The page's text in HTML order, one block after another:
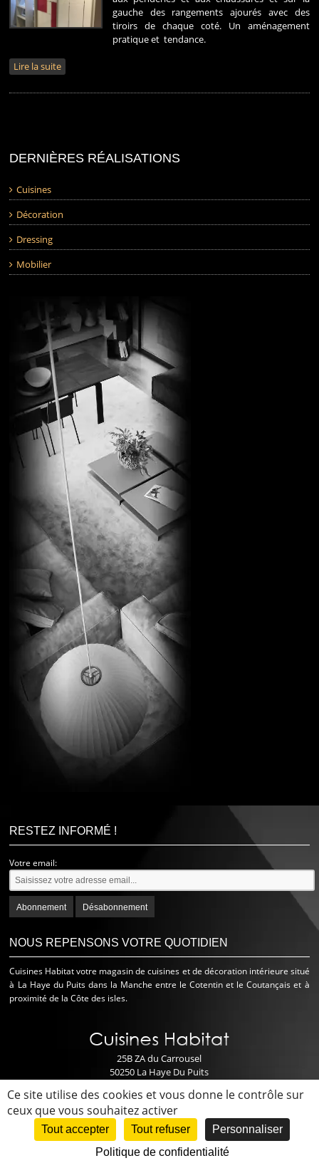
gauche des rangements ajourés avec des
tiroirs de chaque coté. Un aménagement
pratique et tendance.
Lire la suite
DERNIÈRES RÉALISATIONS
Cuisines
Décoration
Dressing
Mobilier
RESTEZ INFORMÉ !
Votre email:
NOUS REPENSONS VOTRE QUOTIDIEN
Cuisines Habitat votre magasin de cuisines et de décoration intérieure situé
à La Haye du Puits dans la Manche entre le Cotentin et le Coutançais et à
proximité de la Côte des isles.
25B ZA du Carrousel
50250 La Haye Du Puits
02 33 07 49 90
gildas@cuisines-habitat.fr
Copyright © 2026Cuisines Habitat.Mentions Légales- Création
WebCom.Me
Ce site utilise des cookies et vous donne le contrôle sur
ceux que vous souhaitez activer
Tout accepter Tout refuser
Personnaliser
Politique de confidentialité